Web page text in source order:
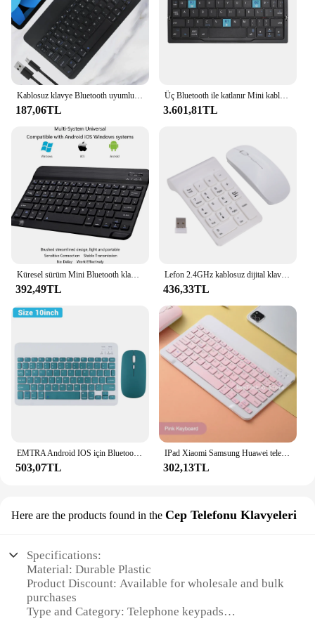
187,06TL
Üç Bluetooth ile katlanır Mini kablosuz klavye ve Android IOS Windows için Tablet telefon dizüstü Bluetooth klavye için standı
3.601,81TL
392,49TL
Lefon 2.4GHz kablosuz dijital klavye Mini sayısal tuş takımı bilgisayar dizüstü PC için 18 tuşları beyaz tuş takımı fare seti
436,33TL
EMTRA Android IOS için Bluetooth kablosuz klavye fare Huawei Xiaomi Tablet için iPad hava Mini 5 İspanyolca kore rus klavye
503,07TL
IPad Xiaomi Samsung Huawei telefon Tablet için yeni Bluetooth klavye Android IOS Windows için ince Mini kablosuz klavye
302,13TL
Here are the products found in the Cep Telefonu Klavyeleri
Specifications:
Material: Durable Plastic
Product Discount: Available for wholesale and bulk
purchases
Type and Category: Telephone keypads